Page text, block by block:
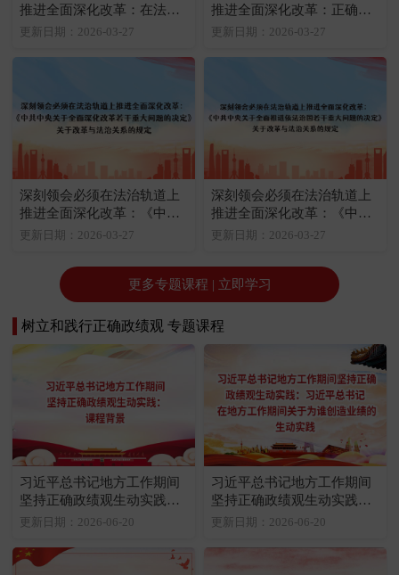
推进全面深化改革：在法治
轨道上深化改革体现了习近
更新日期：2026-03-27
推进全面深化改革：正确处
理改革与法治的关系是习近
更新日期：2026-03-27
深刻领会必须在法治轨道上
推进全面深化改革：《中共
中央关于全面深化改革若干
与法治关系的规定
更新日期：2026-03-27
深刻领会必须在法治轨道上
推进全面深化改革：《中共
中央关于全面推进依法治国
改革与法治关系的规定
更新日期：2026-03-27
更多专题课程 | 立即学习
树立和践行正确政绩观 专题课程
习近平总书记地方工作期间
坚持正确政绩观生动实践：
课程背景
更新日期：2026-06-20
习近平总书记地方工作期间
坚持正确政绩观生动实践：
习近平总书记在地方工作期
实践
更新日期：2026-06-20